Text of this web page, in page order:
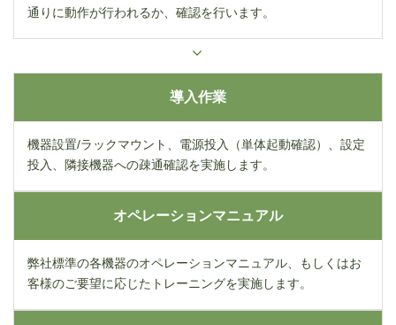
通りに動作が行われるか、確認を行います。
導入作業
機器設置/ラックマウント、電源投入（単体起動確認）、設定
投入、隣接機器への疎通確認を実施します。
オペレーションマニュアル
弊社標準の各機器のオペレーションマニュアル、もしくはお
客様のご要望に応じたトレーニングを実施します。